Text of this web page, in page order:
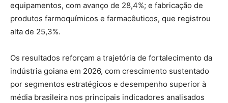
equipamentos, com avanço de 28,4%; e fabricação de
produtos farmoquímicos e farmacêuticos, que registrou
alta de 25,3%.
Os resultados reforçam a trajetória de fortalecimento da
indústria goiana em 2026, com crescimento sustentado
por segmentos estratégicos e desempenho superior à
média brasileira nos principais indicadores analisados